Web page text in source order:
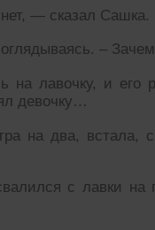
— сказал Сашка.
–
на лавочку, и его
девочку…
на два, встала,
с лавки на